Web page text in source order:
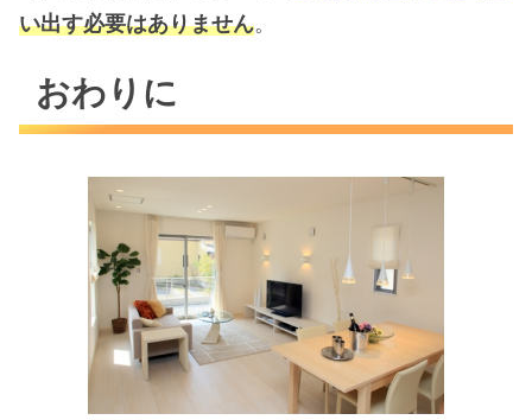
い出す必要はありません。
おわりに